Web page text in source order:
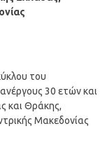
του
30 ετών και
και Θράκης,
Μακεδονίας